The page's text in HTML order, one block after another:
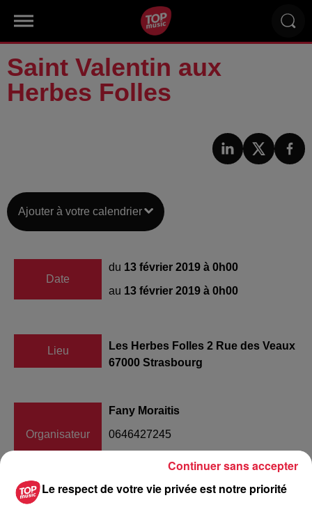
Saint Valentin aux
Herbes Folles
Ajouter à votre calendrier
Date
du 13 février 2019 à 0h00
au 13 février 2019 à 0h00
Lieu
Les Herbes Folles 2 Rue des Veaux
67000 Strasbourg
Organisateur
Fany Moraitis
0646427245
Le respect de votre vie privée est notre priorité
Continuer sans accepter